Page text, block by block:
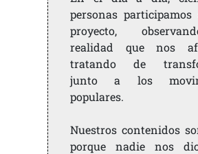
personas participamos
proyecto,
realidad que nos
tratando de
junto a los
populares.
Nuestros contenidos
porque nadie nos